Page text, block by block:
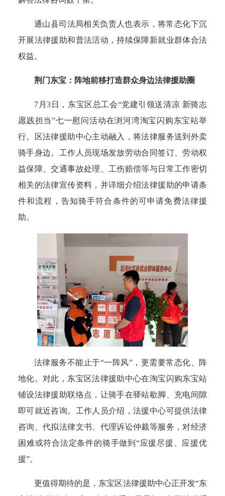
通山县司法局相关负责人也表示，将常态化下沉
开展法律援助和普法活动，持续保障新就业群体合法
权益。
荆门东宝：阵地前移打造群众身边法律援助圈
7月3日，东宝区总工会“党建引领送清凉 新骑志
愿践担当”七一慰问活动在浏河湾淘宝闪购东宝站举
行。区法律援助中心主动融入，将法律服务送到外卖
骑手身边。工作人员现场发放劳动合同签订、劳动权
益保障、交通事故处理、工伤赔偿等与日常工作密切
相关的法律宣传资料，并详细介绍法律援助的申请条
件和流程，告知骑手符合条件的可申请免费法律援
助。
法律服务不能止于“一阵风”，更需要常态化、阵
地化。对此，东宝区法律援助中心在淘宝闪购东宝站
铺设法律援助联络点，让骑手在驿站歇脚、充电间隙
即可就近咨询。工作人员介绍，法援中心可提供法律
咨询、代拟法律文书、代理诉讼仲裁等服务，对经济
困难或符合法定条件的骑手做到“应援尽援、应援优
援”。
更值得期待的是，东宝区法律援助中心正开发“东